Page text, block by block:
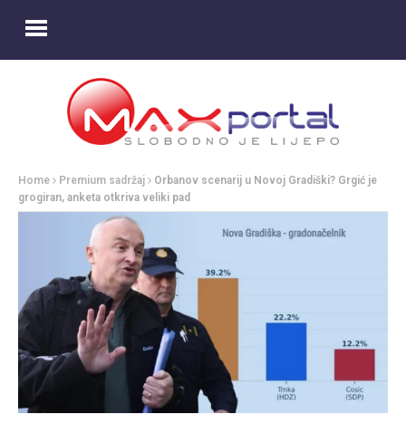
Home Premium sadržaj
Orbanov scenarij u Novoj Gradiški? Grgić je
grogiran, anketa otkriva veliki pad